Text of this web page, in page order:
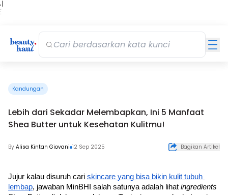
|
Kandungan
Lebih dari Sekadar Melembapkan, Ini 5 Manfaat
Shea Butter untuk Kesehatan Kulitmu!
By Alisa Kintan Giovani 12 Sep 2025 Bagikan Artikel
Jujur kalau disuruh cari skincare yang bisa bikin kulit tubuh
lembap, jawaban MinBHI salah satunya adalah lihat